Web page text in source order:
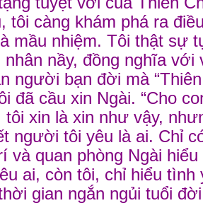
tôi càng khám phá ra
mầu nhiệm. Tôi thật sự
nhân nầy, đồng nghĩa với
người bạn đời mà
đã cầu xin Ngài. “Cho
tôi xin là xin như vậy,
người tôi yêu là ai. Chỉ
và quan phòng Ngài
ai, còn tôi, chỉ hiểu tình
gian ngắn ngủi tuổi